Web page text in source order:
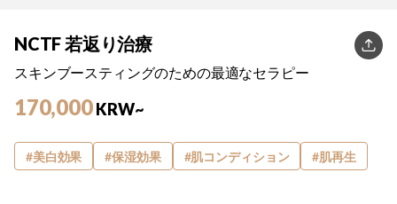
NCTF 若返り治療
スキンブースティングのための最適なセラピー
170,000 KRW~
#美白効果 #保湿効果 #肌コンディション #肌再生